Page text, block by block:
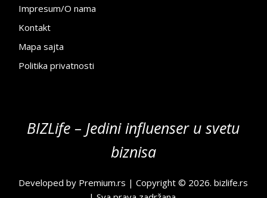
Impresum/O nama
Kontakt
Mapa sajta
Politika privatnosti
BIZLife – Jedini influenser u svetu
biznisa
Developed by Premium.rs | Copyright © 2026.bizlife.rs